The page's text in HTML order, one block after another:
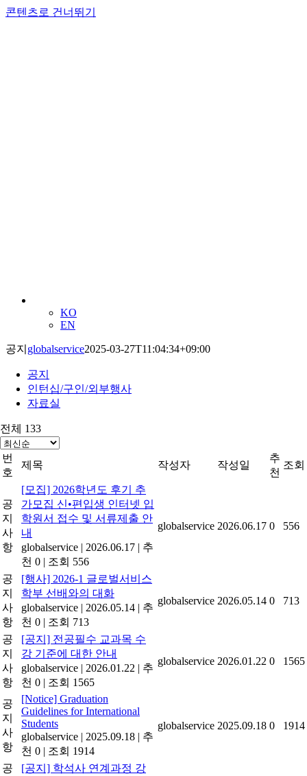
콘텐츠로 건너뛰기
KO
EN
공지 globalservice2025-03-27T11:04:34+09:00
공지
인턴십/구인/외부행사
자료실
전체 133
번
호
제목 작성자 작성일
추
천
조회
공
지
사
항
[모집] 2026학년도 후기 추
가모집 신•편입생 인터넷 입
학원서 접수 및 서류제출 안
내
globalservice | 2026.06.17 | 추
천 0 | 조회 556
globalservice 2026.06.17 0 556
공
지
사
항
[행사] 2026-1 글로벌서비스
학부 선배와의 대화
globalservice | 2026.05.14 | 추
천 0 | 조회 713
globalservice 2026.05.14 0 713
공
지
사
항
[공지] 전공필수 교과목 수
강 기준에 대한 안내
globalservice | 2026.01.22 | 추
천 0 | 조회 1565
globalservice 2026.01.22 0 1565
공
지
사
항
[Notice] Graduation
Guidelines for International
Students
globalservice | 2025.09.18 | 추
천 0 | 조회 1914
globalservice 2025.09.18 0 1914
공
[공지] 학석사 연계과정 강